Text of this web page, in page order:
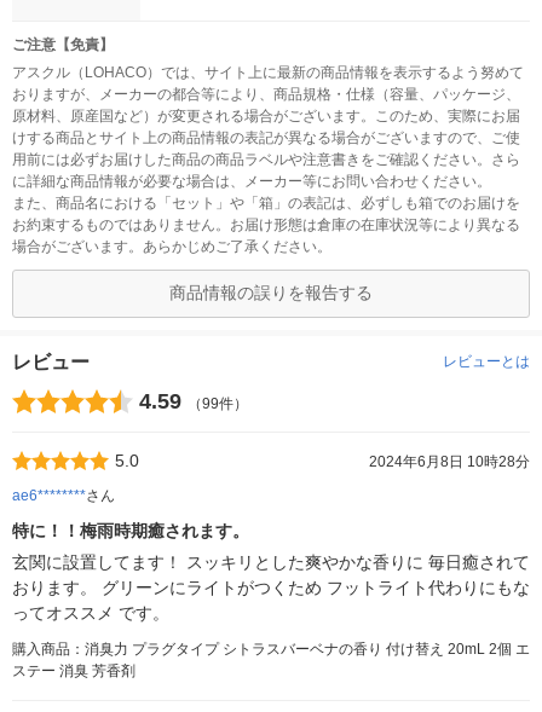
ご注意【免責】
アスクル（LOHACO）では、サイト上に最新の商品情報を表示するよう努めて
おりますが、メーカーの都合等により、商品規格・仕様（容量、パッケージ、
原材料、原産国など）が変更される場合がございます。このため、実際にお届
けする商品とサイト上の商品情報の表記が異なる場合がございますので、ご使
用前には必ずお届けした商品の商品ラベルや注意書きをご確認ください。さら
に詳細な商品情報が必要な場合は、メーカー等にお問い合わせください。
また、商品名における「セット」や「箱」の表記は、必ずしも箱でのお届けを
お約束するものではありません。お届け形態は倉庫の在庫状況等により異なる
場合がございます。あらかじめご了承ください。
商品情報の誤りを報告する
レビュー レビューとは
4.59 （99件）
5.0
2024年6月8日 10時28分
ae6********さん
特に！！梅雨時期癒されます。
玄関に設置してます！ スッキリとした爽やかな香りに 毎日癒されて
おります。 グリーンにライトがつくため フットライト代わりにもな
ってオススメ です。
購入商品：消臭力 プラグタイプ シトラスバーベナの香り 付け替え 20mL 2個 エ
ステー 消臭 芳香剤